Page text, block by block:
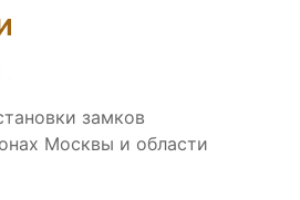
замков
Москвы и области